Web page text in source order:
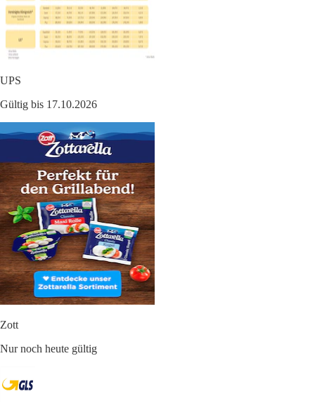
UPS
Gültig bis 17.10.2026
Zott
Nur noch heute gültig